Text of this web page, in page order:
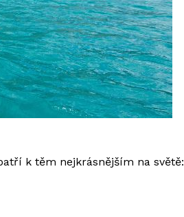
k těm nejkrásnějším na světě: